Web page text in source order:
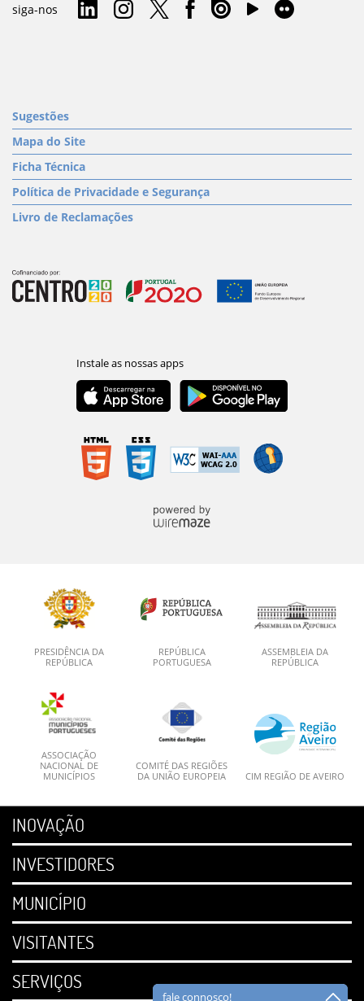
siga-nos
Sugestões
Mapa do Site
Ficha Técnica
Política de Privacidade e Segurança
Livro de Reclamações
PRESIDÊNCIA DA
REPÚBLICA
REPÚBLICA
PORTUGUESA
ASSEMBLEIA DA
REPÚBLICA
ASSOCIAÇÃO
NACIONAL DE
MUNICÍPIOS
COMITÉ DAS REGIÕES
DA UNIÃO EUROPEIA
CIM REGIÃO DE AVEIRO
INOVAÇÃO
INVESTIDORES
MUNICÍPIO
VISITANTES
SERVIÇOS
fale connosco!